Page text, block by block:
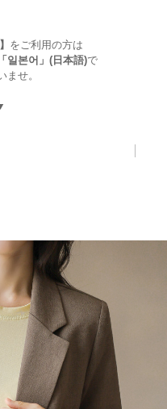
をご利用の方は
「일본어」(日本語)で
ませ。